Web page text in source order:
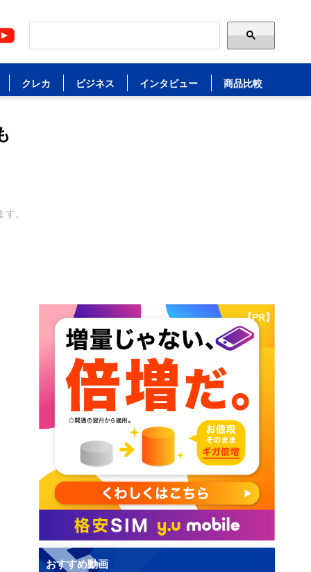
クレカ ビジネス インタビュー 商品比較
す。
【PR】
おすすめ動画